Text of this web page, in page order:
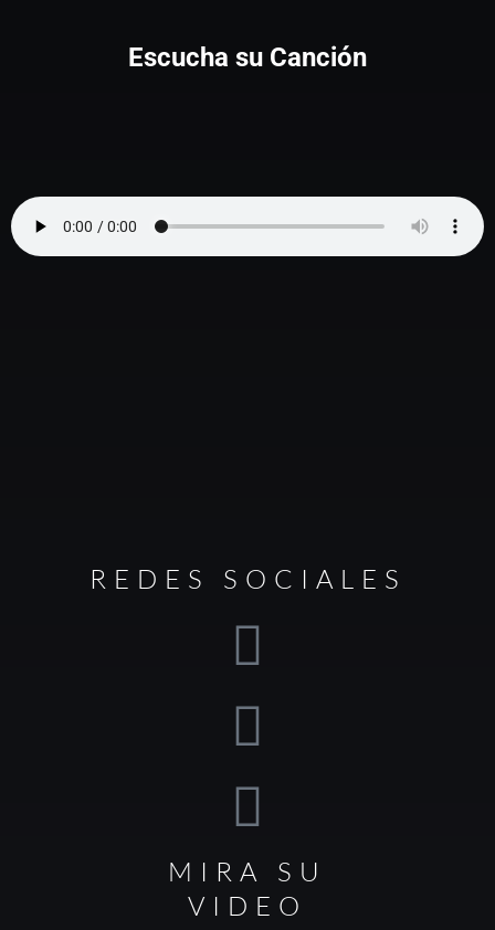
Escucha su Canción
REDES SOCIALES
MIRA SU
VIDEO